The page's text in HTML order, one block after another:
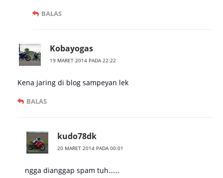
BALAS
Kobayogas
19 MARET 2014 PADA 22:22
Kena jaring di blog sampeyan lek
BALAS
kudo78dk
20 MARET 2014 PADA 00:01
ngga dianggap spam tuh……